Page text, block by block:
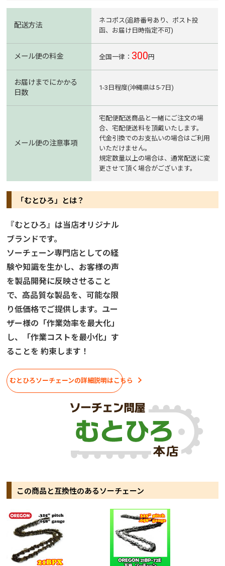
配送方法
ネコポス(追跡番号あり、ポスト投
函、お届け日時指定不可)
メール便の料金 全国一律： 300円
お届けまでにかかる
日数
1-3日程度(沖縄県は5-7日)
メール便の注意事項
宅配便配送商品と一緒にご注文の場
合、宅配便送料を頂戴いたします。
代金引換でのお支払いの場合はご利用
いただけません。
規定数量以上の場合は、通常配送に変
更させて頂く場合がございます。
「むとひろ」とは？
『むとひろ』は当店オリジナル
ブランドです。
ソーチェーン専門店としての経
験や知識を生かし、お客様の声
を製品開発に反映させること
で、高品質な製品を、可能な限
り低価格でご提供します。ユー
ザー様の「作業効率を最大化」
し、「作業コストを最小化」す
ることを 約束します！
むとひろソーチェーンの詳細説明はこちら
この商品と互換性のあるソーチェーン